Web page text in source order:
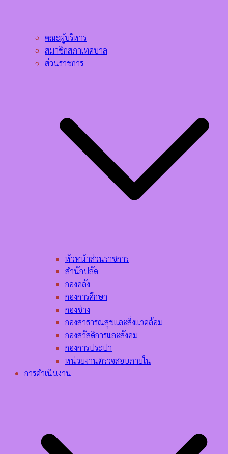
คณะผู้บริหาร
สมาชิกสภาเทศบาล
ส่วนราชการ
หัวหน้าส่วนราชการ
สำนักปลัด
กองคลัง
กองการศึกษา
กองช่าง
กองสาธารณสุขและสิ่งแวดล้อม
กองสวัสดิการและสังคม
กองการประปา
หน่วยงานตรวจสอบภายใน
การดำเนินงาน